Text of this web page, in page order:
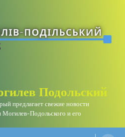
Подольский
предлагает свежие новости
Подольского и его